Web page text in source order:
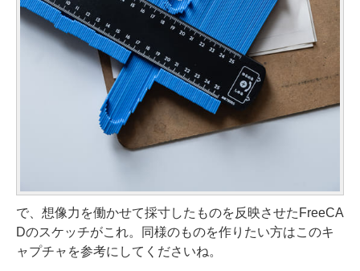
で、想像力を働かせて採寸したものを反映させたFreeCA
Dのスケッチがこれ。同様のものを作りたい方はこのキ
ャプチャを参考にしてくださいね。